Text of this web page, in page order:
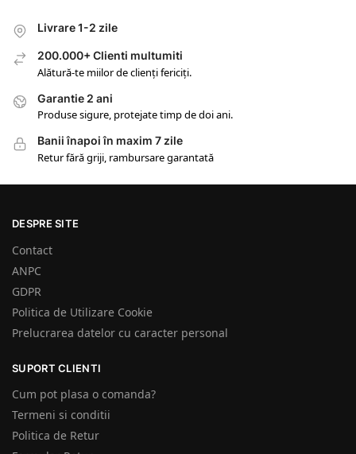
Livrare 1-2 zile
200.000+ Clienti multumiti
Alătură-te miilor de clienți fericiți.
Garantie 2 ani
Produse sigure, protejate timp de doi ani.
Banii înapoi în maxim 7 zile
Retur fără griji, rambursare garantată
DESPRE SITE
Contact
ANPC
GDPR
Politica de Utilizare Cookie
Prelucrarea datelor cu caracter personal
SUPORT CLIENTI
Cum pot plasa o comanda?
Termeni si conditii
Politica de Retur